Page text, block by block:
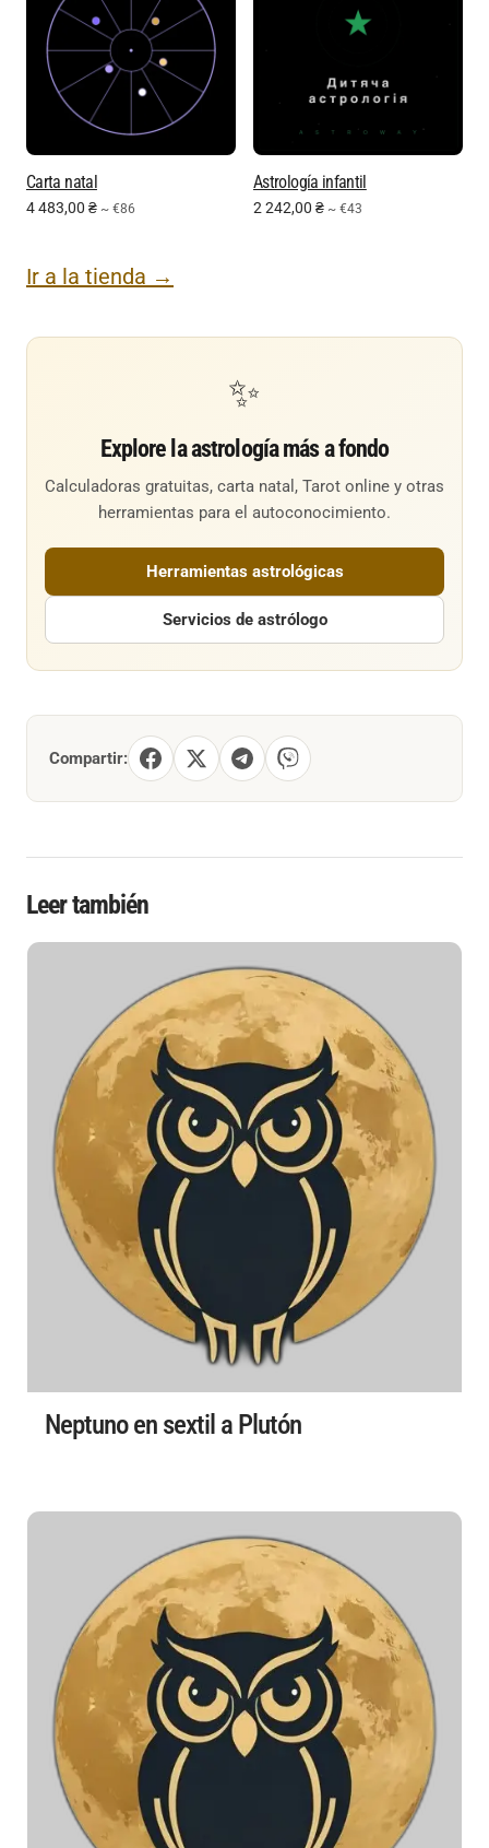
Carta natal
4 483,00 ₴ ~ €86
Astrología infantil
2 242,00 ₴ ~ €43
Ir a la tienda →
✨
Explore la astrología más a fondo
Calculadoras gratuitas, carta natal, Tarot online y otras
herramientas para el autoconocimiento.
Herramientas astrológicas
Servicios de astrólogo
Compartir:
Leer también
Neptuno en sextil a Plutón